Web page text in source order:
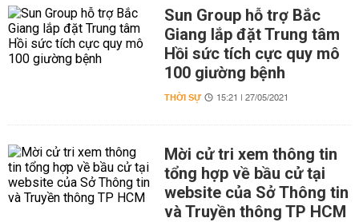
Sun Group hỗ trợ Bắc
Giang lắp đặt Trung tâm
Hồi sức tích cực quy mô
100 giường bệnh
THỜI SỰ 15:21 | 27/05/2021
Mời cử tri xem thông tin
tổng hợp về bầu cử tại
website của Sở Thông tin
và Truyền thông TP HCM